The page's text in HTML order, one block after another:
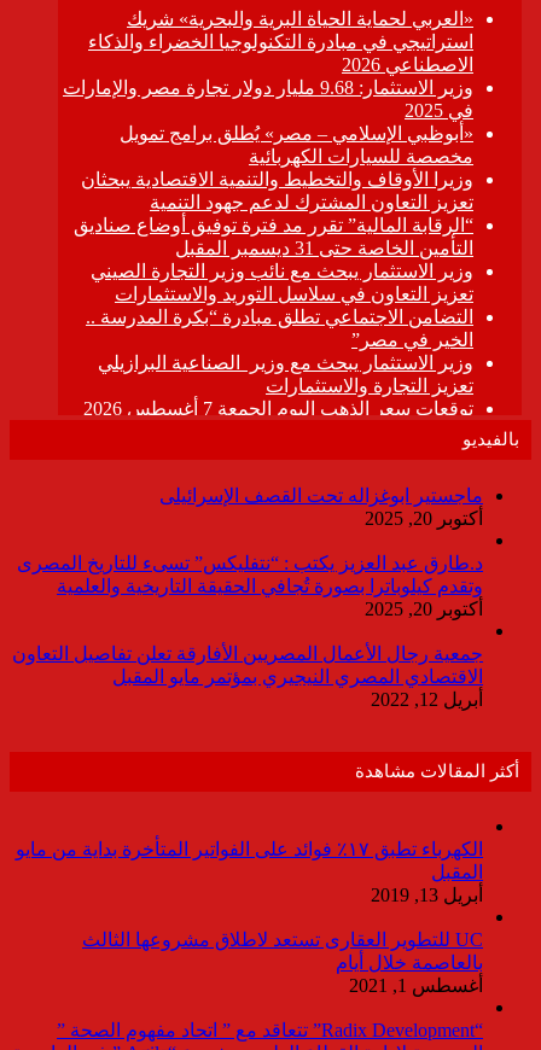
بالفيديو
ماجستير ابوغزاله تحت القصف الإسرائيلى
أكتوبر 20, 2025
د.طارق عبد العزيز يكتب : “نتفليكس” تسىء للتاريخ المصرى
وتقدم كيلوباترا بصورة تُجافي الحقيقة التاريخية والعلمية
أكتوبر 20, 2025
جمعية رجال الأعمال المصريين الأفارقة تعلن تفاصيل التعاون
الاقتصادي المصري النيجيري بمؤتمر مايو المقبل
أبريل 12, 2022
أكثر المقالات مشاهدة
الكهرباء تطبق ١٧٪ فوائد على الفواتير المتأخرة بداية من مايو
المقبل
أبريل 13, 2019
UC للتطوير العقارى تستعد لاطلاق مشروعها الثالث
بالعاصمة خلال أيام
أغسطس 1, 2021
“Radix Development” تتعاقد مع ” اتحاد مفهوم الصحة ”